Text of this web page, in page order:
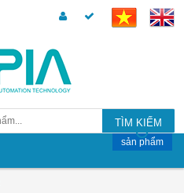
TÌM KIẾM
sản phẩm